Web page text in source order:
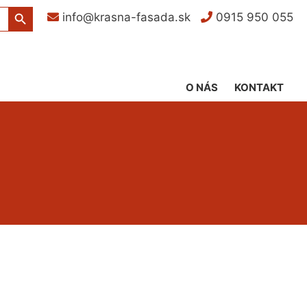
Search Button
info@krasna-fasada.sk
0915 950 055
KONTAKT
O NÁS